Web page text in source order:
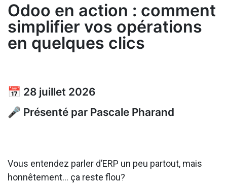
Odoo en action : comment
simplifier vos opérations
en quelques clics
📅 28 juillet 2026
🎤 Présenté par Pascale Pharand
Vous entendez parler d’ERP un peu partout, mais
honnêtement… ça reste flou?